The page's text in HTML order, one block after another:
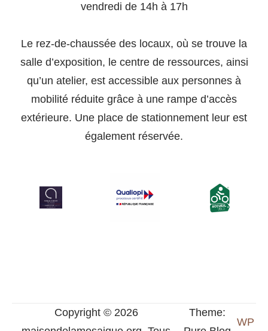
vendredi de 14h à 17h
Le rez-de-chaussée des locaux, où se trouve la
salle d’exposition, le centre de ressources, ainsi
qu’un atelier, est accessible aux personnes à
mobilité réduite grâce à une rampe d’accès
extérieure. Une place de stationnement leur est
également réservée.
Copyright © 2026
Theme:
WP